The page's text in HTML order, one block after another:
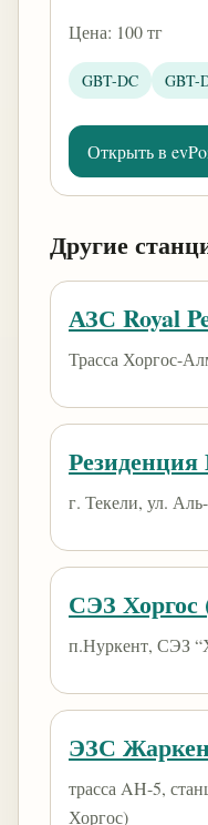
Цена: 100 тг
GBT-DC GBT-
Открыть в
Другие
АЗС Royal
Трасса Хоргос-
г. Текели, ул.
СЭЗ
п.Нуркент, СЭЗ
ЭЗС
трасса AH-5,
Хоргос)